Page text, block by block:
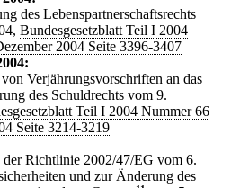
des Lebenspartnerschaftsrechts
Bundesgesetzblatt Teil I 2004
2004 Seite 3396-3407
Verjährungsvorschriften an das
des Schuldrechts vom 9.
Teil I 2004 Nummer 66
Seite 3214-3219
der Richtlinie 2002/47/EG vom 6.
und zur Änderung des